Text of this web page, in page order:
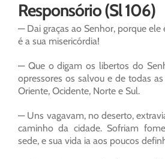
Responsório (Sl 106)
— Dai graças ao Senhor, porque
é a sua misericórdia!
— Que o digam os libertos do
opressores os salvou e de todas
Oriente, Ocidente, Norte e Sul.
— Uns vagavam, no deserto,
caminho da cidade. Sofriam
sede, e sua vida ia aos poucos